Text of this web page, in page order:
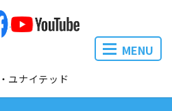
ユナイテッド
MENU